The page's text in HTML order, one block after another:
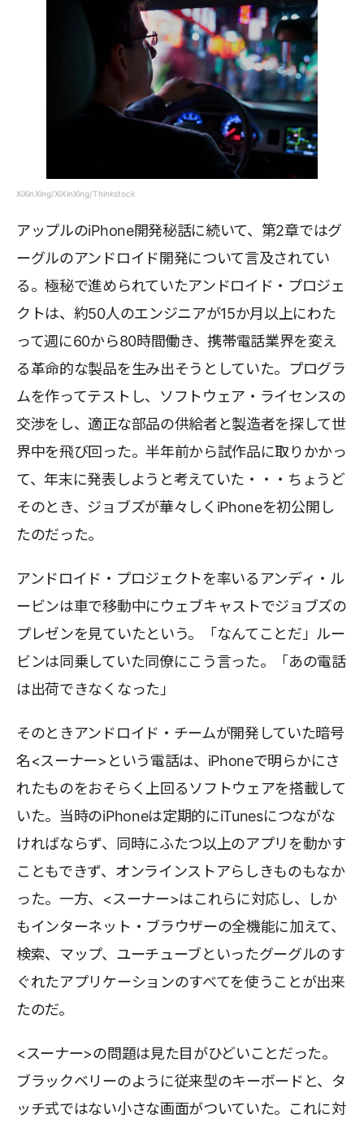
XiXinXing/XiXinXing/Thinkstock
アップルのiPhone開発秘話に続いて、第2章ではグ
ーグルのアンドロイド開発について言及されてい
る。極秘で進められていたアンドロイド・プロジェ
クトは、約50人のエンジニアが15か月以上にわた
って週に60から80時間働き、携帯電話業界を変え
る革命的な製品を生み出そうとしていた。プログラ
ムを作ってテストし、ソフトウェア・ライセンスの
交渉をし、適正な部品の供給者と製造者を探して世
界中を飛び回った。半年前から試作品に取りかかっ
て、年末に発表しようと考えていた・・・ちょうど
そのとき、ジョブズが華々しくiPhoneを初公開し
たのだった。
アンドロイド・プロジェクトを率いるアンディ・ル
ービンは車で移動中にウェブキャストでジョブズの
プレゼンを見ていたという。「なんてことだ」ルー
ビンは同乗していた同僚にこう言った。「あの電話
は出荷できなくなった」
そのときアンドロイド・チームが開発していた暗号
名<スーナー>という電話は、iPhoneで明らかにさ
れたものをおそらく上回るソフトウェアを搭載して
いた。当時のiPhoneは定期的にiTunesにつながな
ければならず、同時にふたつ以上のアプリを動かす
こともできず、オンラインストアらしきものもなか
った。一方、<スーナー>はこれらに対応し、しか
もインターネット・ブラウザーの全機能に加えて、
検索、マップ、ユーチューブといったグーグルのす
ぐれたアプリケーションのすべてを使うことが出来
たのだ。
<スーナー>の問題は見た目がひどいことだった。
ブラックベリーのように従来型のキーボードと、タ
ッチ式ではない小さな画面がついていた。これに対